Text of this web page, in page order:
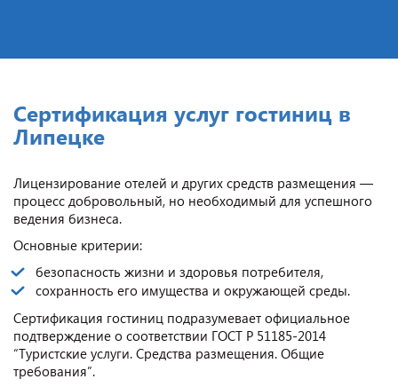
Сертификация услуг гостиниц в
Липецке
Лицензирование отелей и других средств размещения —
процесс добровольный, но необходимый для успешного
ведения бизнеса.
Основные критерии:
безопасность жизни и здоровья потребителя,
сохранность его имущества и окружающей среды.
Сертификация гостиниц подразумевает официальное
подтверждение о соответствии ГОСТ Р 51185-2014
“Туристские услуги. Средства размещения. Общие
требования”.